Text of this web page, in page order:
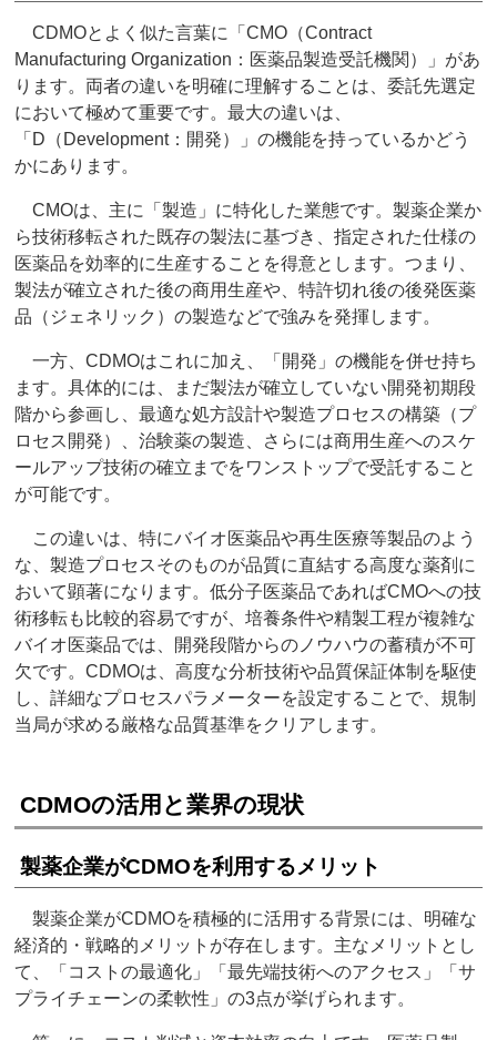
CDMOとよく似た言葉に「CMO（Contract
Manufacturing Organization：医薬品製造受託機関）」があ
ります。両者の違いを明確に理解することは、委託先選定
において極めて重要です。最大の違いは、
「D（Development：開発）」の機能を持っているかどう
かにあります。
CMOは、主に「製造」に特化した業態です。製薬企業か
ら技術移転された既存の製法に基づき、指定された仕様の
医薬品を効率的に生産することを得意とします。つまり、
製法が確立された後の商用生産や、特許切れ後の後発医薬
品（ジェネリック）の製造などで強みを発揮します。
一方、CDMOはこれに加え、「開発」の機能を併せ持ち
ます。具体的には、まだ製法が確立していない開発初期段
階から参画し、最適な処方設計や製造プロセスの構築（プ
ロセス開発）、治験薬の製造、さらには商用生産へのスケ
ールアップ技術の確立までをワンストップで受託すること
が可能です。
この違いは、特にバイオ医薬品や再生医療等製品のよう
な、製造プロセスそのものが品質に直結する高度な薬剤に
おいて顕著になります。低分子医薬品であればCMOへの技
術移転も比較的容易ですが、培養条件や精製工程が複雑な
バイオ医薬品では、開発段階からのノウハウの蓄積が不可
欠です。CDMOは、高度な分析技術や品質保証体制を駆使
し、詳細なプロセスパラメーターを設定することで、規制
当局が求める厳格な品質基準をクリアします。
CDMOの活用と業界の現状
製薬企業がCDMOを利用するメリット
製薬企業がCDMOを積極的に活用する背景には、明確な
経済的・戦略的メリットが存在します。主なメリットとし
て、「コストの最適化」「最先端技術へのアクセス」「サ
プライチェーンの柔軟性」の3点が挙げられます。